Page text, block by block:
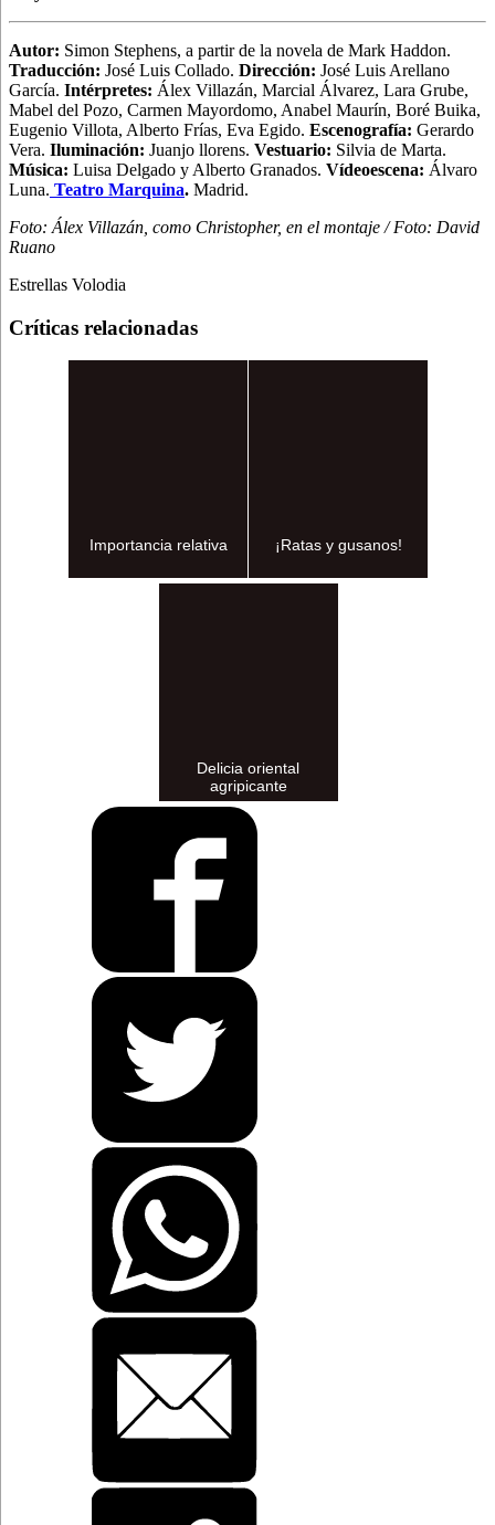
Autor: Simon Stephens, a partir de la novela de Mark Haddon.
Traducción: José Luis Collado. Dirección: José Luis Arellano
García. Intérpretes: Álex Villazán, Marcial Álvarez, Lara Grube,
Mabel del Pozo, Carmen Mayordomo, Anabel Maurín, Boré Buika,
Eugenio Villota, Alberto Frías, Eva Egido. Escenografía: Gerardo
Vera. Iluminación: Juanjo llorens. Vestuario: Silvia de Marta.
Música: Luisa Delgado y Alberto Granados. Vídeoescena: Álvaro
Luna. Teatro Marquina. Madrid.
Foto: Álex Villazán, como Christopher, en el montaje / Foto: David
Ruano
Estrellas Volodia
Críticas relacionadas
Importancia relativa ¡Ratas y gusanos!
Delicia oriental
agripicante